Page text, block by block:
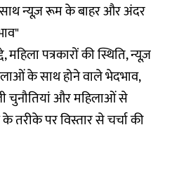
साथ न्यूज़ रूम के बाहर और अंदर
पत्रकारों की स्थिति, न्यूज़
के साथ होने वाले भेदभाव,
चुनौतियां और महिलाओं से
पर विस्तार से चर्चा की